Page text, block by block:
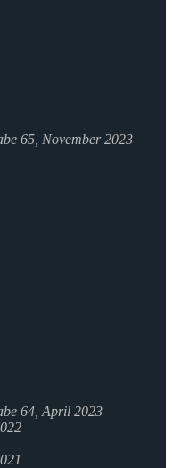
65, November 2023
64, April 2023